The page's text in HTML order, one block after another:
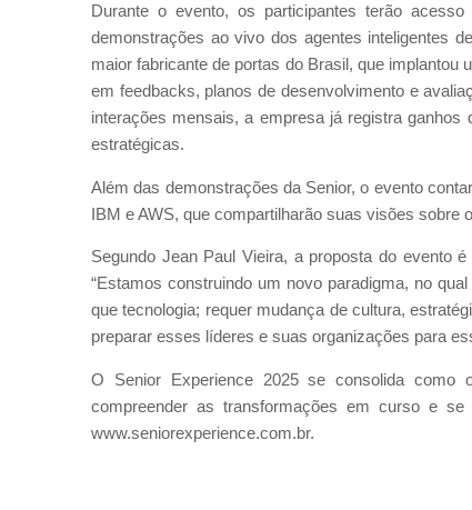
Durante o evento, os participantes terão
demonstrações ao vivo dos agentes inteligentes
maior fabricante de portas do Brasil, que implantou
em feedbacks, planos de desenvolvimento e
interações mensais, a empresa já registra
estratégicas.
Além das demonstrações da Senior, o evento
IBM e AWS, que compartilharão suas visões sobre
Segundo Jean Paul Vieira, a proposta do evento
“Estamos construindo um novo paradigma, no
que tecnologia; requer mudança de cultura,
preparar esses líderes e suas organizações para
O Senior Experience 2025 se consolida como
compreender as transformações em curso e
www.seniorexperience.com.br.